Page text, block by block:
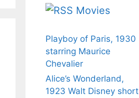
Movies
Playboy of Paris, 1930
starring Maurice
Chevalier
Alice’s Wonderland,
1923 Walt Disney short